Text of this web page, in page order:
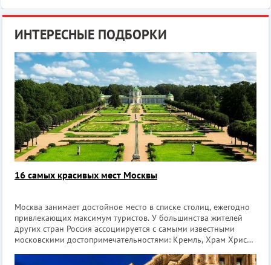
ИНТЕРЕСНЫЕ ПОДБОРКИ
16 самых красивых мест Москвы
Москва занимает достойное место в списке столиц, ежегодно
привлекающих максимум туристов. У большинства жителей
других стран Россия ассоциируется с самыми известными
московскими достопримечательностями: Кремль, Храм Христа
всех красивых